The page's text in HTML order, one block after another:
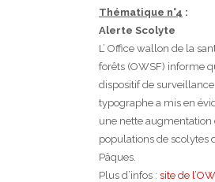
Thématique n°4 :
Alerte Scolyte
L’ Office wallon de la
forêts (OWSF) informe
dispositif de surveillance
typographe a mis en
une nette augmentation
populations de scolytes
Pâques.
Plus d’infos : site de